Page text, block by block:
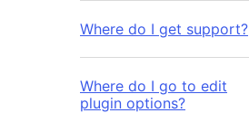
Where do I get support?
Where do I go to edit
plugin options?